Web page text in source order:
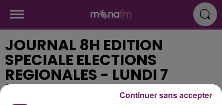
JOURNAL 8H EDITION
SPECIALE ELECTIONS
REGIONALES - LUNDI 7
DECEMBRE Continuer sans accepter